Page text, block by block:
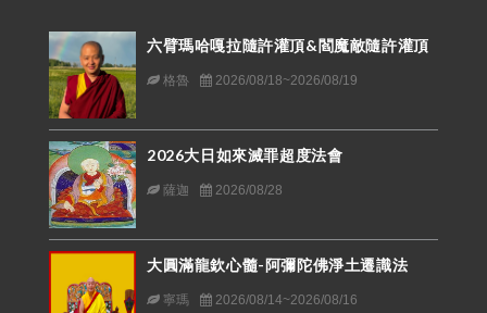
六臂瑪哈嘎拉隨許灌頂&閻魔敵隨許灌頂
格魯 2026/08/18~2026/08/19
2026大日如來滅罪超度法會
薩迦 2026/08/28
大圓滿龍欽心髓-阿彌陀佛淨土遷識法
寧瑪 2026/08/14~2026/08/16